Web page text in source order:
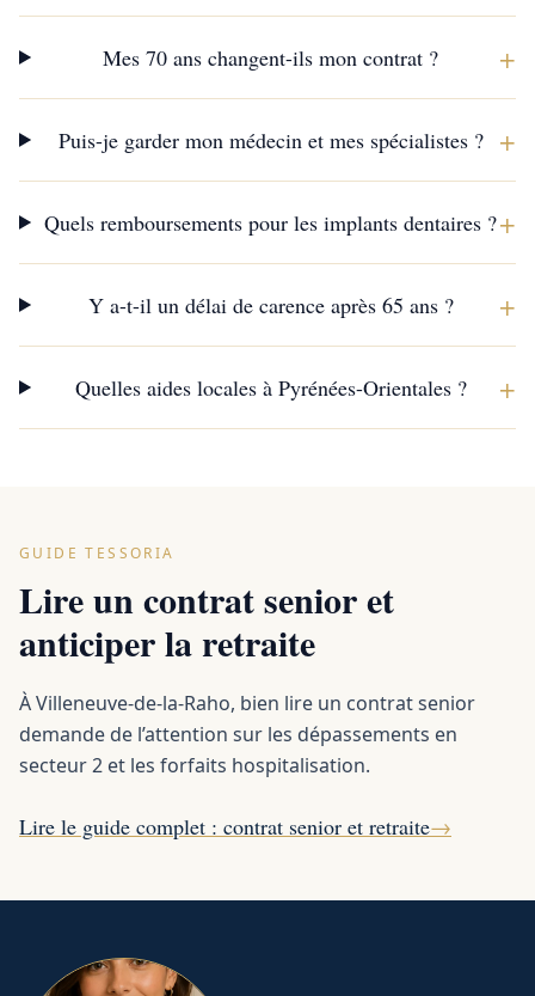
Mes 70 ans changent-ils mon contrat ? +
Puis-je garder mon médecin et mes spécialistes ? +
Quels remboursements pour les implants dentaires ?+
Y a-t-il un délai de carence après 65 ans ? +
Quelles aides locales à Pyrénées-Orientales ? +
GUIDE TESSORIA
Lire un contrat senior et
anticiper la retraite
À Villeneuve-de-la-Raho, bien lire un contrat senior
demande de l’attention sur les dépassements en
secteur 2 et les forfaits hospitalisation.
Lire le guide complet : contrat senior et retraite→